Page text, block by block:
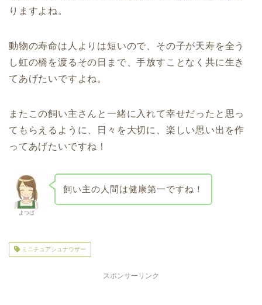
りますよね。
動物の寿命は人よりは短いので、その子が天寿を全う
し虹の橋を渡るその日まで、手放すことなく共に生き
てあげたいですよね。
またこの飼い主さんと一緒に入れて幸せだったと思っ
てもらえるように、日々を大切に、楽しい思い出を作
ってあげたいですね！
よつば
飼い主の人間は健康第一ですね！
ミニチュアシュナウザー
スポンサーリンク